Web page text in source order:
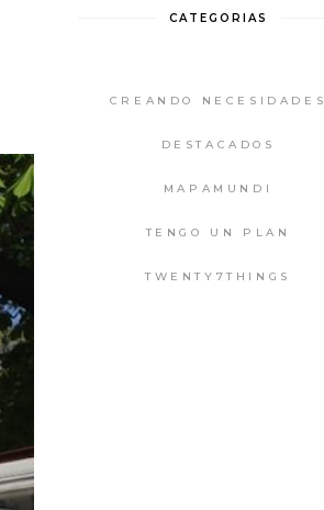
CATEGORIAS
CREANDO NECESIDADES
DESTACADOS
MAPAMUNDI
TENGO UN PLAN
TWENTY7THINGS